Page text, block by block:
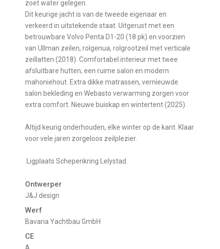
zoet water gelegen.
Dit keurige jacht is van de tweede eigenaar en
verkeerd in uitstekende staat. Uitgerust met een
betrouwbare Volvo Penta D1-20 (18 pk) en voorzien
van Ullman zeilen, rolgenua, rolgrootzeil met verticale
zeillatten (2018). Comfortabel interieur met twee
afsluitbare hutten, een ruime salon en modern
mahoniehout. Extra dikke matrassen, vernieuwde
salon bekleding en Webasto verwarming zorgen voor
extra comfort. Nieuwe buiskap en wintertent (2025).
Altijd keurig onderhouden, elke winter op de kant. Klaar
voor vele jaren zorgeloos zeilplezier.
Ligplaats Schepenkring Lelystad.
Ontwerper
J&J design
Werf
Bavaria Yachtbau GmbH
CE
A